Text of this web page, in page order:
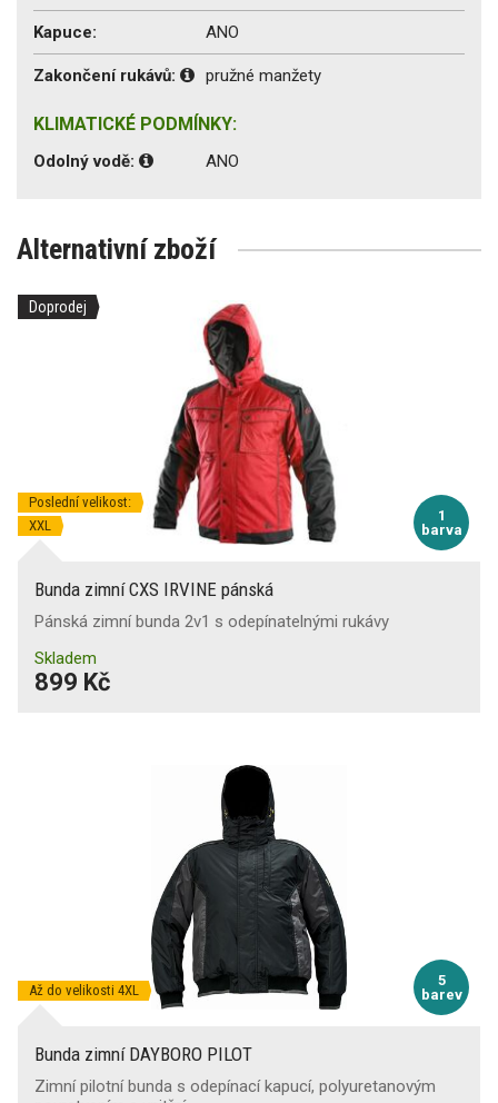
Kapuce: ANO
Zakončení rukávů: pružné manžety
KLIMATICKÉ PODMÍNKY:
Odolný vodě: ANO
Alternativní zboží
Doprodej
1
barva
Poslední velikost:
XXL
Bunda zimní CXS IRVINE pánská
Pánská zimní bunda 2v1 s odepínatelnými rukávy
Skladem
899 Kč
5
barev
Až do velikosti 4XL
Bunda zimní DAYBORO PILOT
Zimní pilotní bunda s odepínací kapucí, polyuretanovým